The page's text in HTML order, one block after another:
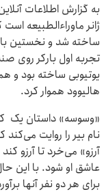
به گزارش اطلاعات
ساخته شد و نخستین
تجربه اول بارکر روی
یوتیوبی ساخته بود و
هالیوود هموار کرد.
«وسوسه» داستان یک
نام بیر را روایت
آرزو» می‌خرد تا آرزو
عاشق او شود. با این
برای هر دو نفر آنها